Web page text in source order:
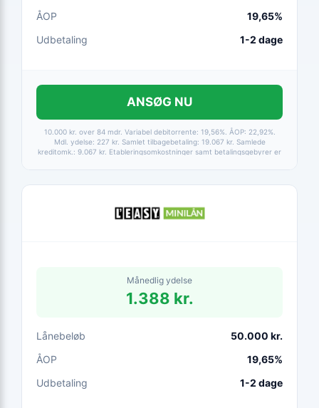
ÅOP
19,65%
Udbetaling
1-2 dage
ANSØG NU
10.000 kr. over 84 mdr. Variabel debitorrente: 19,56%. ÅOP: 22,92%.
Mdl. ydelse: 227 kr. Samlet tilbagebetaling: 19.067 kr. Samlede
kreditomk.: 9.067 kr. Etableringsomkostninger samt betalingsgebyrer er
Månedlig ydelse
1.388 kr.
Lånebeløb
50.000 kr.
ÅOP
19,65%
Udbetaling
1-2 dage